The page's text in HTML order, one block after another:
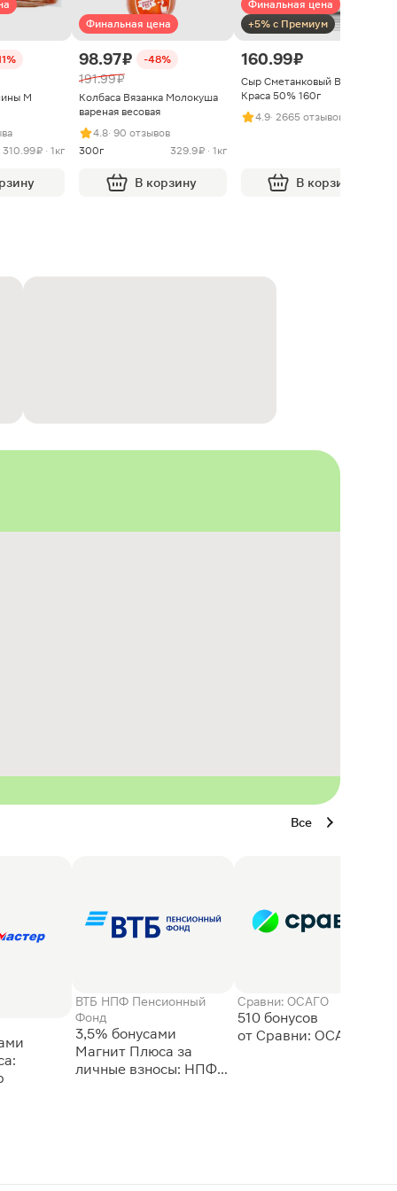
М
310.99 ₽ · 1кг
Финальная цена
98.97 ₽ -48%
191.99 ₽
Колбаса Вязанка Молокуша
вареная весовая
4.8· 90 отзывов
300г
329.9 ₽ · 1кг
В корзину
Финальная цена
+5% с Премиум
160.99 ₽
Сыр Сметанковый Варвара
Краса 50% 160г
4.9· 2665 отзывов
В корзину
Все
ВТБ НПФ Пенсионный
Фонд
3,5% бонусами
Магнит Плюса за
личные взносы: НПФ
Сравни: ОСАГО
510 бонусов